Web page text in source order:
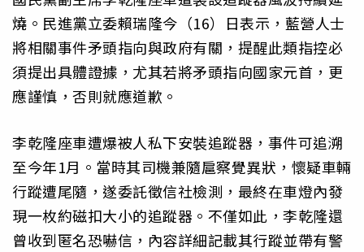
燒。民進黨立委賴瑞隆今（16）日表示，藍營人士
將相關事件矛頭指向與政府有關，提醒此類指控必
須提出具體證據，尤其若將矛頭指向國家元首，更
應謹慎，否則就應道歉。
李乾隆座車遭爆被人私下安裝追蹤器，事件可追溯
至今年1月。當時其司機兼隨扈察覺異狀，懷疑車輛
行蹤遭尾隨，遂委託徵信社檢測，最終在車燈內發
現一枚約磁扣大小的追蹤器。不僅如此，李乾隆還
曾收到匿名恐嚇信，內容詳細記載其行蹤並帶有警